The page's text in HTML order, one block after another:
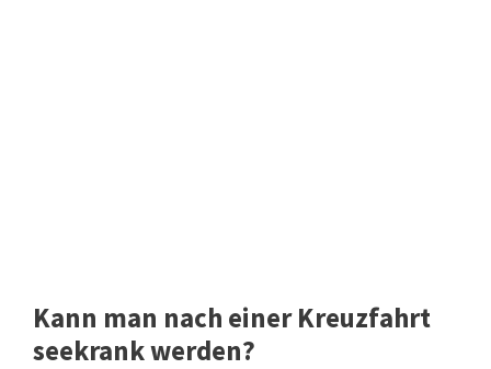
Kann man nach einer Kreuzfahrt
seekrank werden?